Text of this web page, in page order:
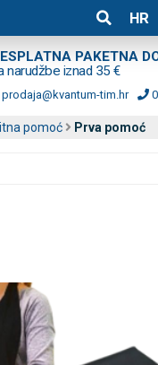
HR
PAKETNA
narudžbe iznad 35 €
prodaja@kvantum-tim.hr
pomoć Prva pomoć